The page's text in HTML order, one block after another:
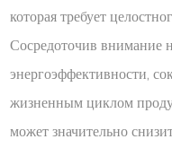
которая требует
Сосредоточив внимание
энергоэффективности,
жизненным циклом
может значительно